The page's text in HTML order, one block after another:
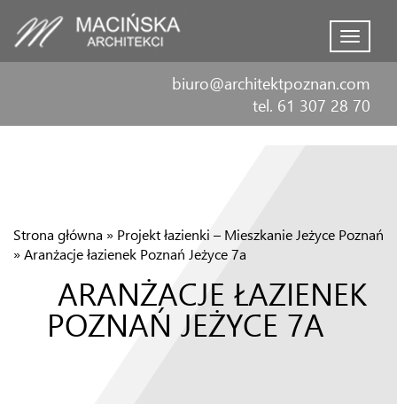
Menu
biuro@architektpoznan.com
tel. 61 307 28 70
Strona główna » Projekt łazienki – Mieszkanie Jeżyce Poznań
»Aranżacje łazienek Poznań Jeżyce 7a
ARANŻACJE ŁAZIENEK
POZNAŃ JEŻYCE 7A